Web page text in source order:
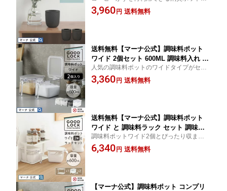
屋 トイレ 玄関 冷蔵庫 靴箱 おしゃれ か
個セット
3,960 円 送料無料
送料無料【マーナ公式】調味料ポット
ワイド 2個セット 600ML 調味料入れ お
しゃれ 使いやすい スプーン付き 大さじ
調味料ケース 使いやすい かわいい 塩
人気の調味料ポットのワイドタイプがセッ
トになりました 調味料入れ 塩ケース 調味
料 ワンタッチオープン キッチンポット グ
3,360 円 送料無料
送料無料【マーナ公式】調味料ポット
ワイド と 調味料ラック セット 調味料
入れ 使いやすい 調味料ケース おしゃれ
大さじ スプーン付き 塩入れ 砂糖入れ
調味料ポットワイド2個とぴったり収まるラ
ックのセット 調味料入れ 塩ケース 調味料
ワンタッチオープン キッチンポット グッド
6,340 円 送料無料
【マーナ公式】調味料ポット コンプリ